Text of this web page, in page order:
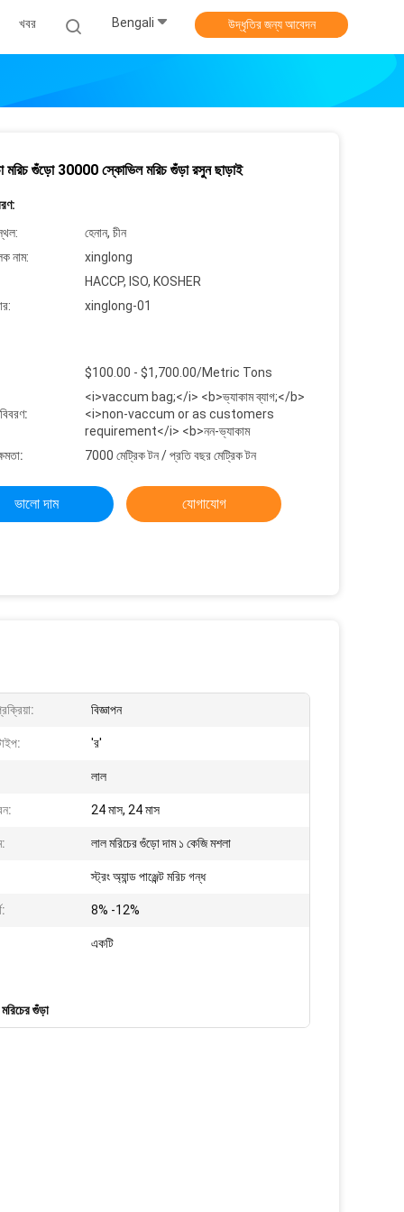
খবর Bengali উদ্ধৃতির জন্য আবেদন
মরিচ গুঁড়ো 30000 স্কোভিল মরিচ গুঁড়া রসুন ছাড়াই
হেনান, চীন
নাম:
xinglong
HACCP, ISO, KOSHER
xinglong-01
$100.00 - $1,700.00/Metric Tons
<i>vaccum bag;</i> <b>ভ্যাকাম ব্যাগ;</b>
<i>non-vaccum or as customers
requirement</i> <b>নন-ভ্যাকাম
7000 মেট্রিক টন / প্রতি বছর মেট্রিক টন
ভালো দাম যোগাযোগ
বিজ্ঞাপন
'র'
লাল
24 মাস, 24 মাস
লাল মরিচের গুঁড়ো দাম ১ কেজি মশলা
স্ট্রং অ্যান্ড পাঞ্জেন্ট মরিচ গন্ধ
8% -12%
একটি
গুঁড়া